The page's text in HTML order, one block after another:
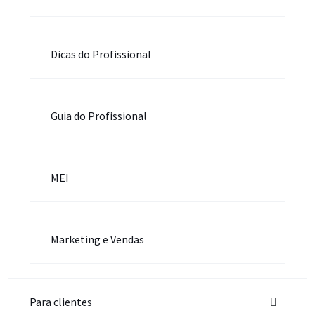
Dicas do Profissional
Guia do Profissional
MEI
Marketing e Vendas
Para clientes